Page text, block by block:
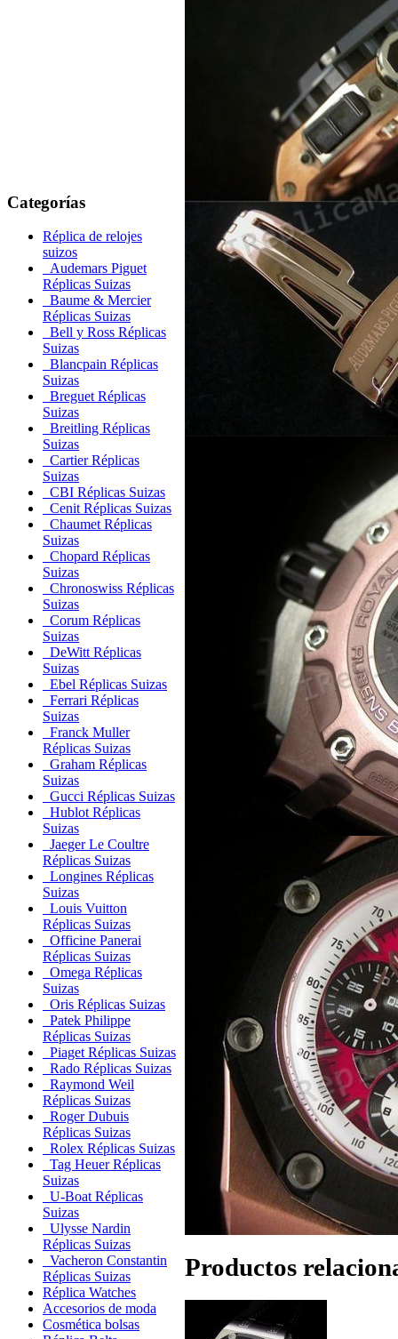
Categorías
Réplica de relojes
suizos
Audemars Piguet
Réplicas Suizas
Baume & Mercier
Réplicas Suizas
Bell y Ross Réplicas
Suizas
Blancpain Réplicas
Suizas
Breguet Réplicas
Suizas
Breitling Réplicas
Suizas
Cartier Réplicas
Suizas
CBI Réplicas Suizas
Cenit Réplicas Suizas
Chaumet Réplicas
Suizas
Chopard Réplicas
Suizas
Chronoswiss Réplicas
Suizas
Corum Réplicas
Suizas
DeWitt Réplicas
Suizas
Ebel Réplicas Suizas
Ferrari Réplicas
Suizas
Franck Muller
Réplicas Suizas
Graham Réplicas
Suizas
Gucci Réplicas Suizas
Hublot Réplicas
Suizas
Jaeger Le Coultre
Réplicas Suizas
Longines Réplicas
Suizas
Louis Vuitton
Réplicas Suizas
Officine Panerai
Réplicas Suizas
Omega Réplicas
Suizas
Oris Réplicas Suizas
Patek Philippe
Réplicas Suizas
Piaget Réplicas Suizas
Rado Réplicas Suizas
Raymond Weil
Réplicas Suizas
Roger Dubuis
Réplicas Suizas
Rolex Réplicas Suizas
Tag Heuer Réplicas
Suizas
U-Boat Réplicas
Suizas
Ulysse Nardin
Réplicas Suizas
Vacheron Constantin
Réplicas Suizas
Réplica Watches
Accesorios de moda
Cosmética bolsas
Productos